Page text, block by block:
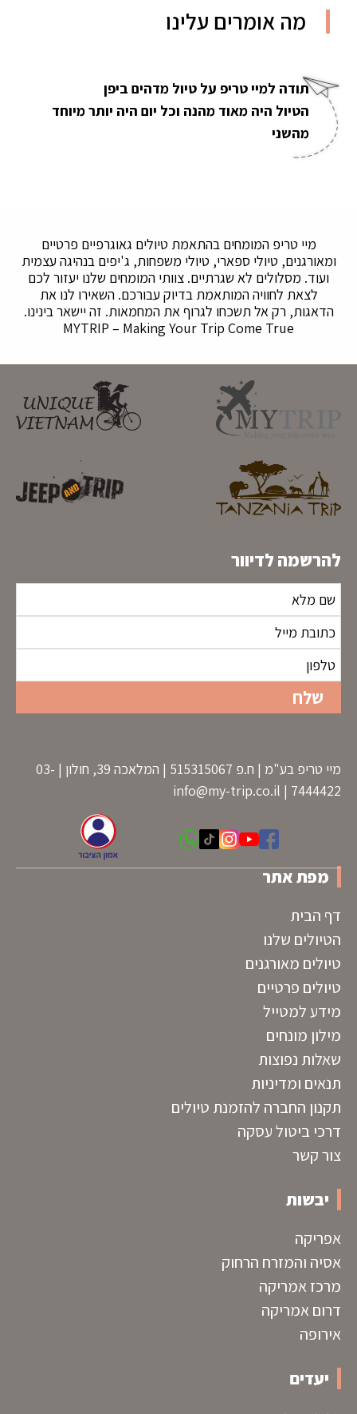
מה אומרים עלינו
תודה למיי טריפ על טיול מדהים ביפן
הטיול היה מאוד מהנה וכל יום היה יותר מיוחד
מהשני
מיי טריפ המומחים בהתאמת טיולים גאוגרפיים פרטיים
ומאורגנים, טיולי ספארי, טיולי משפחות, ג'יפים בנהיגה עצמית
ועוד. מסלולים לא שגרתיים. צוותי המומחים שלנו יעזור לכם
לצאת לחוויה המותאמת בדיוק עבורכם. השאירו לנו את
הדאגות, רק אל תשכחו לגרוף את המחמאות. זה יישאר בינינו.
MYTRIP – Making Your Trip Come True
להרשמה לדיוור
מיי טריפ בע"מ | ח.פ 515315067 | המלאכה 39, חולון | 03-
7444422 |
info@my-trip.co.il
מפת אתר
דף הבית
הטיולים שלנו
טיולים מאורגנים
טיולים פרטיים
מידע למטייל
מילון מונחים
שאלות נפוצות
תנאים ומדיניות
תקנון החברה להזמנת טיולים
דרכי ביטול עסקה
צור קשר
יבשות
אפריקה
אסיה והמזרח הרחוק
מרכז אמריקה
דרום אמריקה
אירופה
יעדים